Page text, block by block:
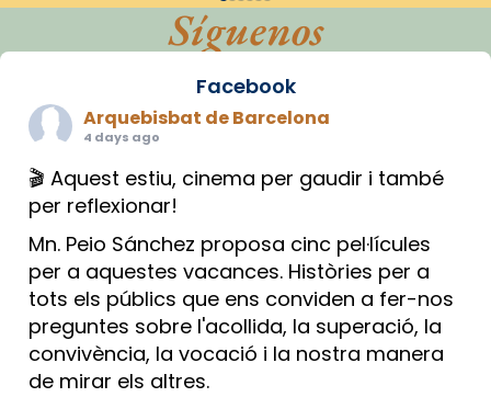
Síguenos
Facebook
Arquebisbat de Barcelona
4 days ago
🎬 Aquest estiu, cinema per gaudir i també
per reflexionar!
Mn. Peio Sánchez proposa cinc pel·lícules
per a aquestes vacances. Històries per a
tots els públics que ens conviden a fer-nos
preguntes sobre l'acollida, la superació, la
convivència, la vocació i la nostra manera
de mirar els altres.